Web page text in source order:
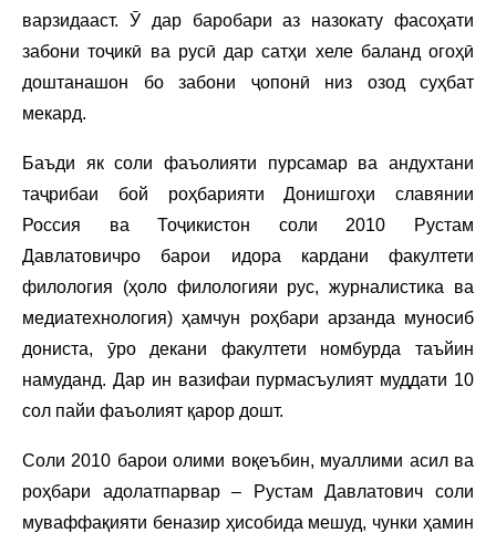
варзидааст. Ӯ дар баробари аз назокату фасоҳати
забони тоҷикӣ ва русӣ дар сатҳи хеле баланд огоҳӣ
доштанашон бо забони ҷопонӣ низ озод суҳбат
мекард.
Баъди як соли фаъолияти пурсамар ва андухтани
таҷрибаи бой роҳбарияти Донишгоҳи славянии
Россия ва Тоҷикистон соли 2010 Рустам
Давлатовичро барои идора кардани факултети
филология (ҳоло филологияи рус, журналистика ва
медиатехнология) ҳамчун роҳбари арзанда муносиб
дониста, ӯро декани факултети номбурда таъйин
намуданд. Дар ин вазифаи пурмасъулият муддати 10
сол пайи фаъолият қарор дошт.
Соли 2010 барои олими воқеъбин, муаллими асил ва
роҳбари адолатпарвар – Рустам Давлатович соли
муваффақияти беназир ҳисобида мешуд, чунки ҳамин